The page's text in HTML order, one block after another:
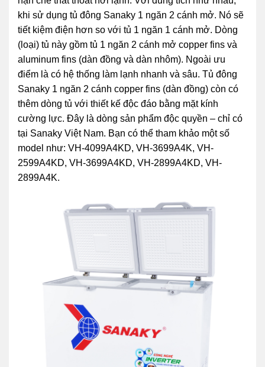
khi sử dụng tủ đông Sanaky 1 ngăn 2 cánh mở. Nó sẽ
tiết kiệm điện hơn so với tủ 1 ngăn 1 cánh mở. Dòng
(loại) tủ này gồm tủ 1 ngăn 2 cánh mở copper fins và
aluminum fins (dàn đồng và dàn nhôm). Ngoài ưu
điểm là có hệ thống làm lạnh nhanh và sâu. Tủ đông
Sanaky 1 ngăn 2 cánh copper fins (dàn đồng) còn có
thêm dòng tủ với thiết kế độc đáo bằng mặt kính
cường lực. Đây là dòng sản phẩm độc quyền – chỉ có
tại Sanaky Việt Nam. Bạn có thể tham khảo một số
model như: VH-4099A4KD, VH-3699A4K, VH-
2599A4KD, VH-3699A4KD, VH-2899A4KD, VH-
2899A4K.